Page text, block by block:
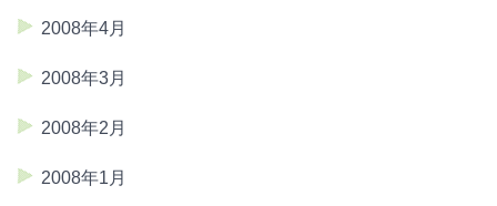
2008年4月
2008年3月
2008年2月
2008年1月